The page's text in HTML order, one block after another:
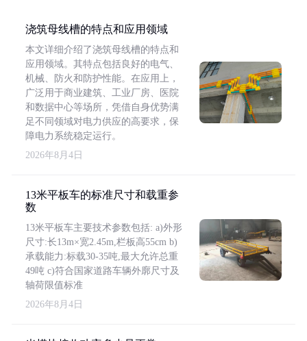
浇筑母线槽的特点和应用领域
本文详细介绍了浇筑母线槽的特点和
应用领域。其特点包括良好的电气、
机械、防火和防护性能。在应用上，
广泛用于商业建筑、工业厂房、医院
和数据中心等场所，凭借自身优势满
足不同领域对电力供应的高要求，保
障电力系统稳定运行。
2026年8月4日
13米平板车的标准尺寸和载重参
数
13米平板车主要技术参数包括: a)外形
尺寸:长13m×宽2.45m,栏板高55cm b)
承载能力:标载30-35吨,最大允许总重
49吨 c)符合国家道路车辆外廓尺寸及
轴荷限值标准
2026年8月4日